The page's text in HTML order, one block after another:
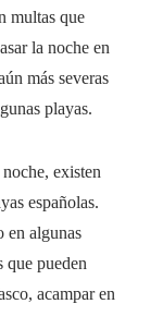
multas que
la noche en
más severas
playas.
existen
españolas.
en algunas
que pueden
acampar en